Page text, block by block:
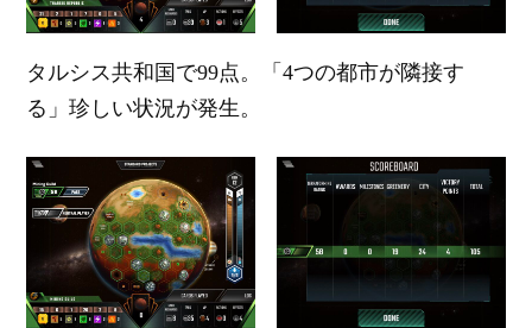
タルシス共和国で99点。「4つの都市が隣接す
る」珍しい状況が発生。